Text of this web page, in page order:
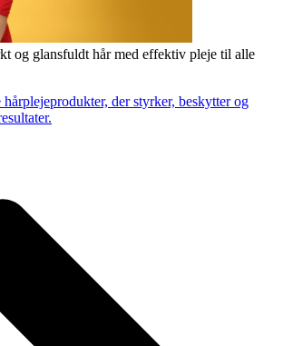
og glansfuldt hår med effektiv pleje til alle
der styrker, beskytter og